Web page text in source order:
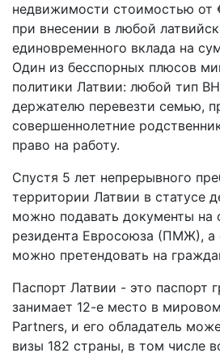
недвижимости стоимостью от
при внесении в любой
единовременного вклада на
Один из бесспорных плюсов
политики Латвии: любой тип
держателю перевезти семью,
совершеннолетние
право на работу.
Спустя 5 лет непрерывного
территории Латвии в статусе
можно подавать документы на
резидента Евросоюза (ПМЖ), а
можно претендовать на
Паспорт Латвии - это паспорт
занимает 12-е место в
Partners, и его обладатель
визы 182 страны, в том числе